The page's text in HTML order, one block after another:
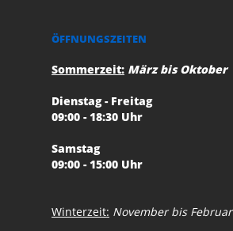
ÖFFNUNGSZEITEN
Sommerzeit: März bis Oktober
Dienstag - Freitag
09:00 - 18:30 Uhr
Samstag
09:00 - 15:00 Uhr
Winterzeit: November bis Februar